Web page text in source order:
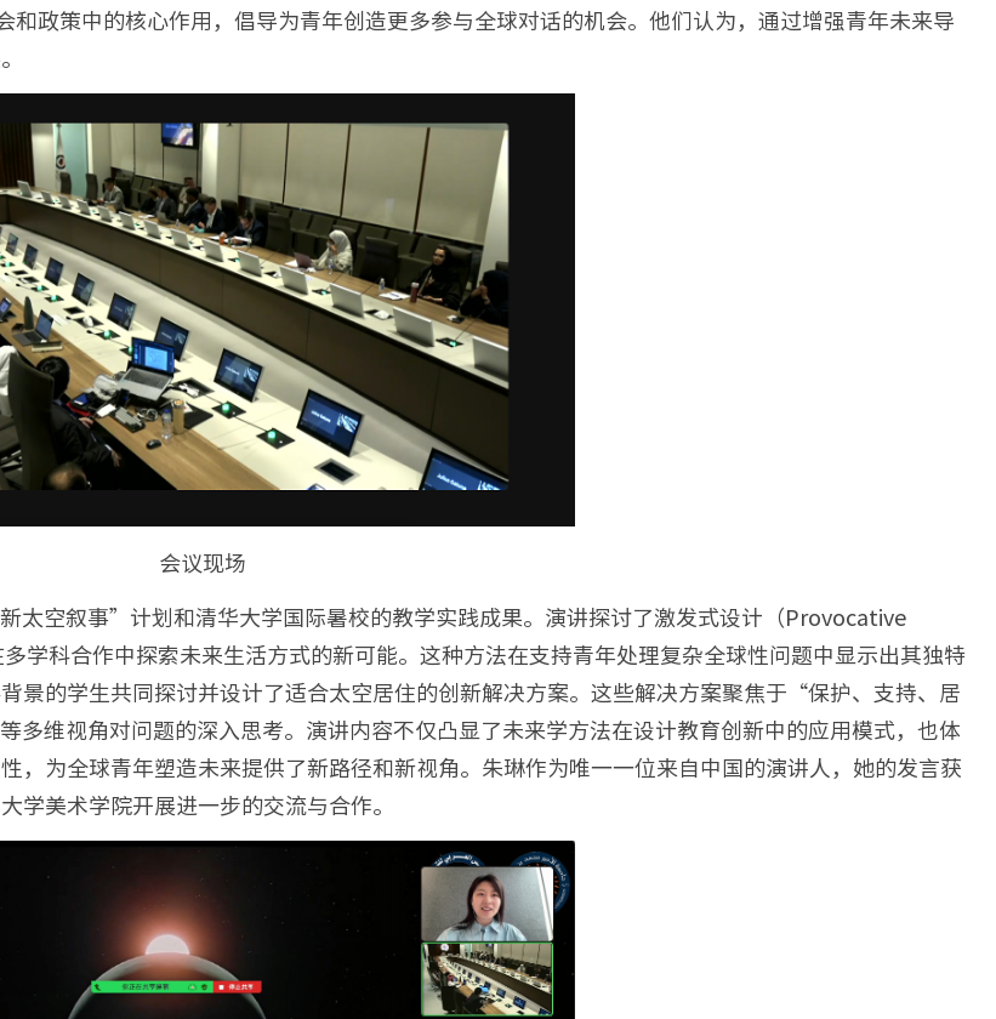
政策中的核心作用，倡导为青年创造更多参与全球对话的机会。他们认为，通过增强青年未来导
会议现场
太空叙事”计划和清华大学国际暑校的教学实践成果。演讲探讨了激发式设计（Provocative
学科合作中探索未来生活方式的新可能。这种方法在支持青年处理复杂全球性问题中显示出其独特
景的学生共同探讨并设计了适合太空居住的创新解决方案。这些解决方案聚焦于“保护、支持、居
维视角对问题的深入思考。演讲内容不仅凸显了未来学方法在设计教育创新中的应用模式，也体
，为全球青年塑造未来提供了新路径和新视角。朱琳作为唯一一位来自中国的演讲人，她的发言获
学美术学院开展进一步的交流与合作。